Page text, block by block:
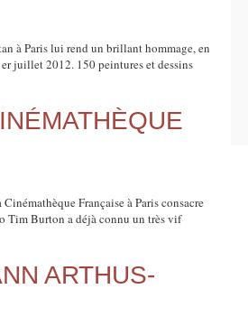
à Paris lui rend un brillant hommage, en
juillet 2012. 150 peintures et dessins
Française à Paris consacre
Tim Burton a déjà connu un très vif
ARTHUS-